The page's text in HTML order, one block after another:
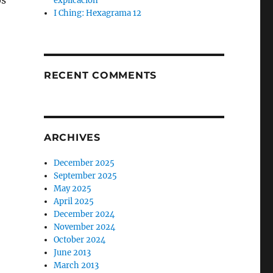
I Ching: Hexagrama 12
RECENT COMMENTS
ARCHIVES
December 2025
September 2025
May 2025
April 2025
December 2024
November 2024
October 2024
June 2013
March 2013